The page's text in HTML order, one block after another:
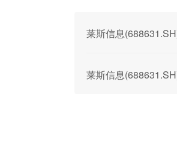
莱斯信息
莱斯信息